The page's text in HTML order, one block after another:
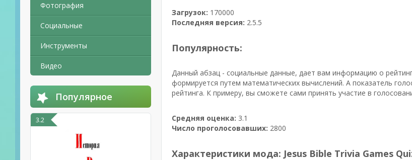
Фотография
Социальные
Инструменты
Видео
Популярное
3.2
Загрузок: 170000
Последняя версия: 2.5.5
Популярность:
Данный абзац - социальные данные, дает вам информацию о
формируется путем математических вычислений. А показатель
рейтинга. К примеру, вы сможете сами принять участие в
Средняя оценка: 3.1
Число проголосовавших: 2800
Характеристики мода: Jesus Bible Trivia Games